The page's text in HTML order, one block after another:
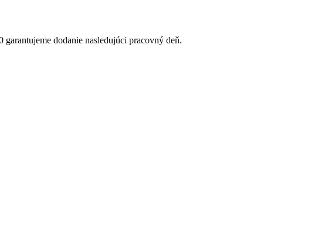
dodanie nasledujúci pracovný deň.